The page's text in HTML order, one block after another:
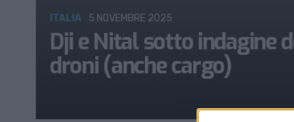
Dji e Nital sotto indagine
droni (anche cargo)
ITALIA 5 NOVEMBRE 2025